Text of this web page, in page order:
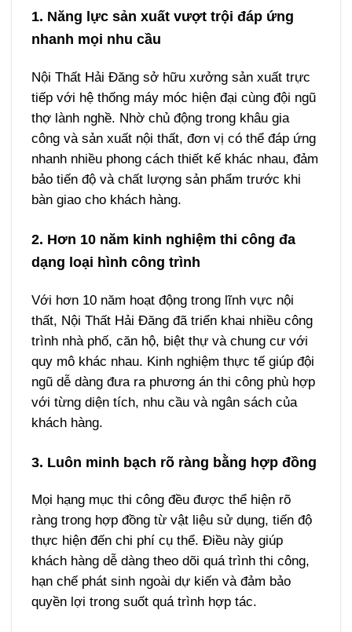
1. Năng lực sản xuất vượt trội đáp ứng
nhanh mọi nhu cầu
Nội Thất Hải Đăng sở hữu xưởng sản xuất trực
tiếp với hệ thống máy móc hiện đại cùng đội ngũ
thợ lành nghề. Nhờ chủ động trong khâu gia
công và sản xuất nội thất, đơn vị có thể đáp ứng
nhanh nhiều phong cách thiết kế khác nhau, đảm
bảo tiến độ và chất lượng sản phẩm trước khi
bàn giao cho khách hàng.
2. Hơn 10 năm kinh nghiệm thi công đa
dạng loại hình công trình
Với hơn 10 năm hoạt động trong lĩnh vực nội
thất, Nội Thất Hải Đăng đã triển khai nhiều công
trình nhà phố, căn hộ, biệt thự và chung cư với
quy mô khác nhau. Kinh nghiệm thực tế giúp đội
ngũ dễ dàng đưa ra phương án thi công phù hợp
với từng diện tích, nhu cầu và ngân sách của
khách hàng.
3. Luôn minh bạch rõ ràng bằng hợp đồng
Mọi hạng mục thi công đều được thể hiện rõ
ràng trong hợp đồng từ vật liệu sử dụng, tiến độ
thực hiện đến chi phí cụ thể. Điều này giúp
khách hàng dễ dàng theo dõi quá trình thi công,
hạn chế phát sinh ngoài dự kiến và đảm bảo
quyền lợi trong suốt quá trình hợp tác.